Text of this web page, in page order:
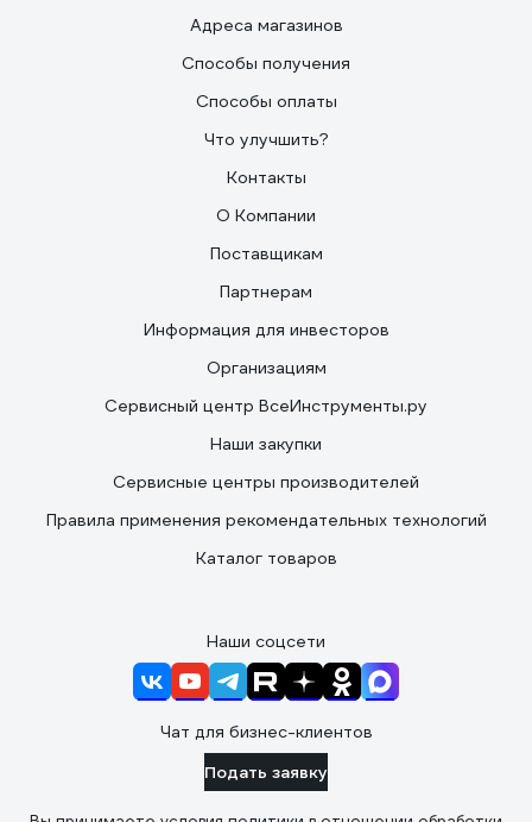
Адреса магазинов
Способы получения
Способы оплаты
Что улучшить?
Контакты
О Компании
Поставщикам
Партнерам
Информация для инвесторов
Организациям
Сервисный центр ВсеИнструменты.ру
Наши закупки
Сервисные центры производителей
Правила применения рекомендательных технологий
Каталог товаров
Наши соцсети
Чат для бизнес-клиентов
Подать заявку